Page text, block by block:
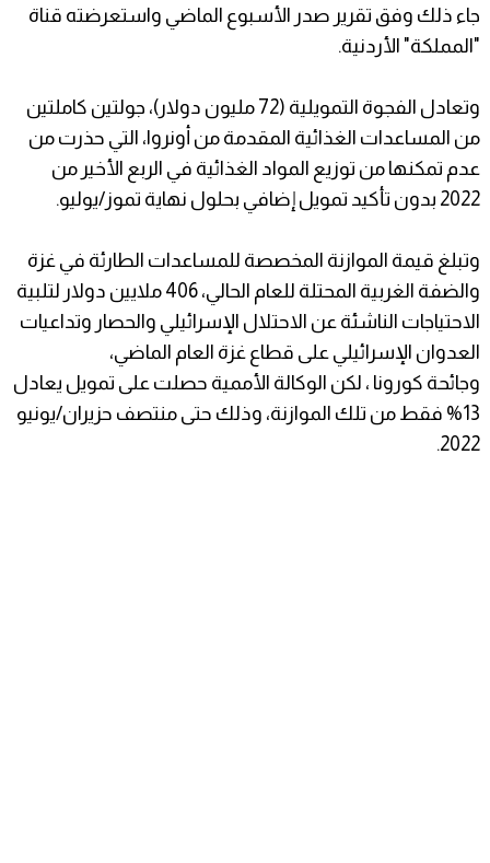
جاء ذلك وفق تقرير صدر الأسبوع الماضي واستعرضته قناة
"المملكة" الأردنية.
وتعادل الفجوة التمويلية (72 مليون دولار)، جولتين كاملتين
من المساعدات الغذائية المقدمة من أونروا، التي حذرت من
عدم تمكنها من توزيع المواد الغذائية في الربع الأخير من
2022 بدون تأكيد تمويل إضافي بحلول نهاية تموز/يوليو.
وتبلغ قيمة الموازنة المخصصة للمساعدات الطارئة في غزة
والضفة الغربية المحتلة للعام الحالي، 406 ملايين دولار لتلبية
الاحتياجات الناشئة عن الاحتلال الإسرائيلي والحصار وتداعيات
العدوان الإسرائيلي على قطاع غزة العام الماضي،
وجائحة كورونا ، لكن الوكالة الأممية حصلت على تمويل يعادل
13% فقط من تلك الموازنة، وذلك حتى منتصف حزيران/يونيو
2022.